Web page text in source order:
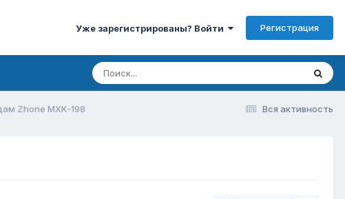
Уже зарегистрированы? Войти Регистрация
Вся активность
Zhone MXK-198